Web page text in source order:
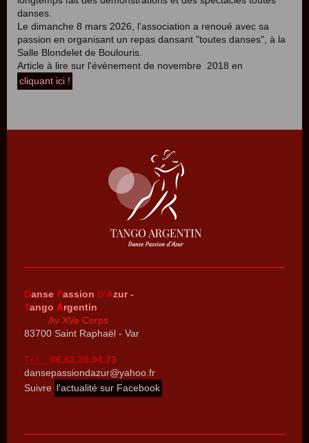
danses.
Le dimanche 8 mars 2026, l'association a renoué avec sa
passion en organisant un repas dansant "toutes danses", à la
Salle Blondelet de Boulouris.
Article à lire sur l'évènement de novembre 2018 en
cliquant ici !
Danse Passion D'Azur -
Tango Argentin
Av XVe Corps
83700 Saint Raphaël - Var
Tél. : 06.62.39.94.73
dansepassiondazur@yahoo.fr
Suivre l'actualité sur Facebook